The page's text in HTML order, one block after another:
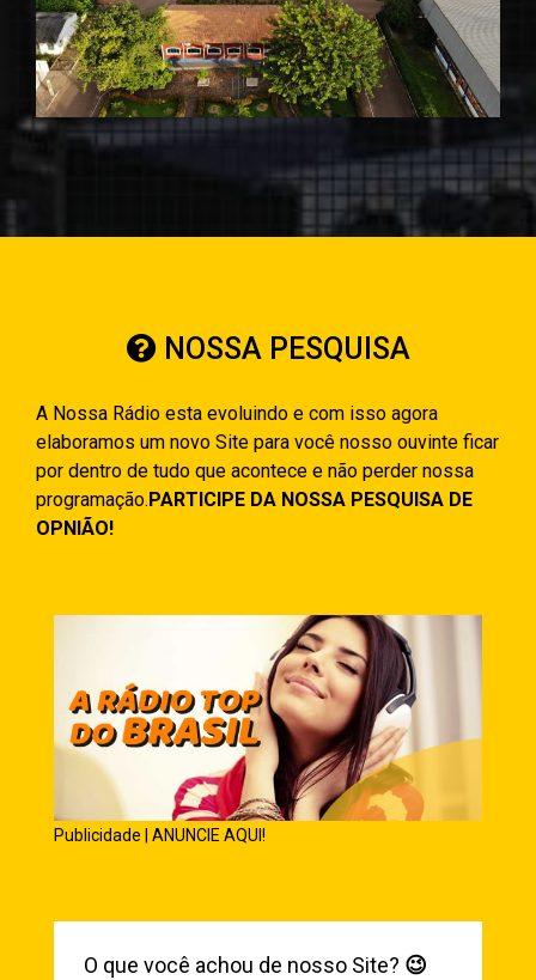
NOSSA PESQUISA
A Nossa Rádio esta evoluindo e com isso agora
elaboramos um novo Site para você nosso ouvinte ficar
por dentro de tudo que acontece e não perder nossa
programação.PARTICIPE DA NOSSA PESQUISA DE
OPNIÃO!
Publicidade | ANUNCIE AQUI!
O que você achou de nosso Site? 😉